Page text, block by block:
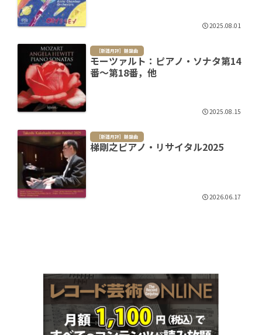
2025.08.01
［新譜月評］鍵盤曲
モーツァルト：ピアノ・ソナタ第14
番～第18番，他
2025.08.15
［新譜月評］鍵盤曲
梯剛之ピアノ・リサイタル2025
2026.06.17